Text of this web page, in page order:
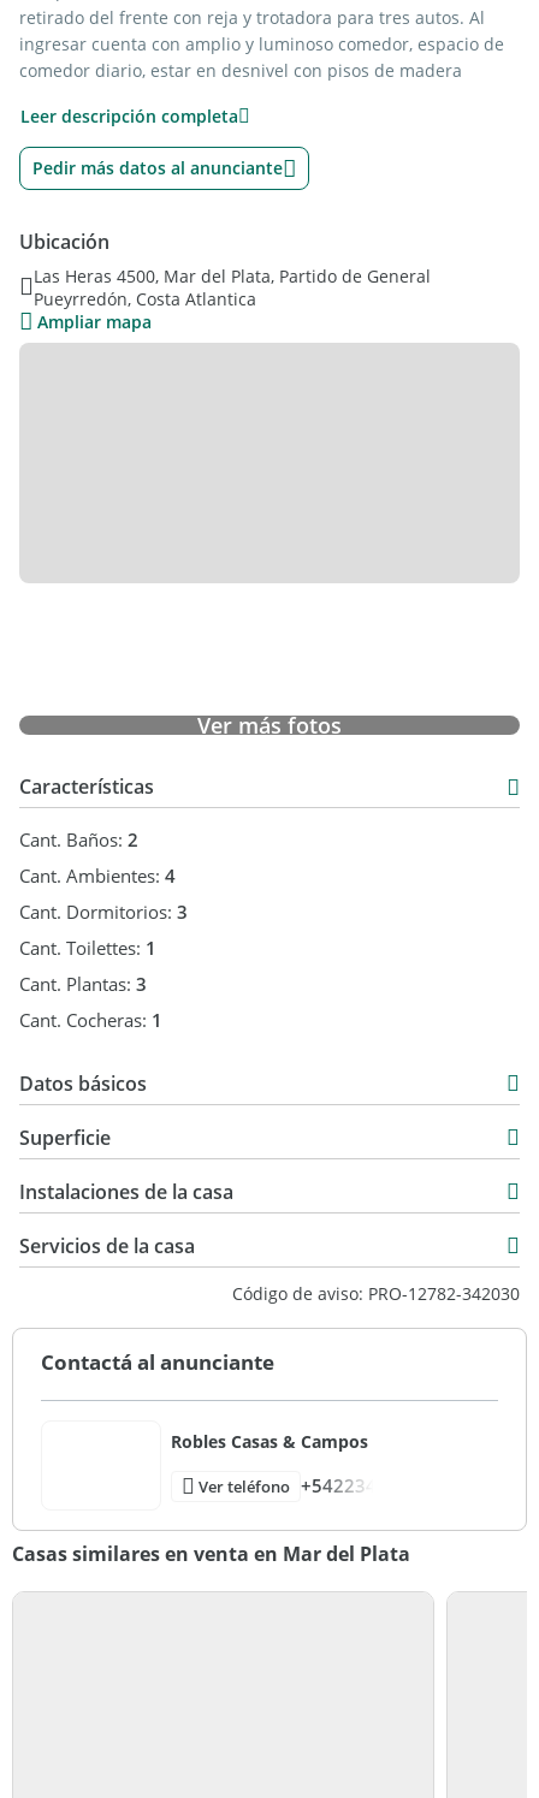
retirado del frente con reja y trotadora para tres autos. Al
ingresar cuenta con amplio y luminoso comedor, espacio de
comedor diario, estar en desnivel con pisos de madera
toilette y cocina de generosas dimensiones con lavadero.
Luego en subsuelo posee garage para dos autos en paralelo
con portón corredizo manual, baulera y dependencia de
cómodos dormitorios, el principal en suite con balcón al
frente, y baño completo para servicio de los dormitorios
restantes. La propiedad se encuentra en buen estado
original, y posee calefacción por aire.
Leer descripción completa
Pedir más datos al anunciante
Ubicación
Las Heras 4500, Mar del Plata, Partido de General
Pueyrredón, Costa Atlantica
Ampliar mapa
Ver más fotos
Características
Cant. Baños: 2
Cant. Ambientes: 4
Cant. Dormitorios: 3
Cant. Toilettes: 1
Cant. Plantas: 3
Cant. Cocheras: 1
Datos básicos
Venta
USD 310.000
Superficie
433 m2
348 m2
Instalaciones de la casa
Servicios de la casa
Código de aviso: PRO-12782-342030
Contactá al anunciante
Robles Casas & Campos
Ver teléfono +542234
Casas similares en venta en Mar del Plata